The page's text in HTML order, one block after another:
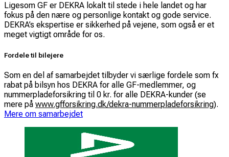
Ligesom GF er DEKRA lokalt til stede i hele landet og har
fokus på den nære og personlige kontakt og gode service.
DEKRA’s ekspertise er sikkerhed på vejene, som også er et
meget vigtigt område for os.
Fordele til bilejere
Som en del af samarbejdet tilbyder vi særlige fordele som fx
rabat på bilsyn hos DEKRA for alle GF-medlemmer, og
nummerpladeforsikring til 0 kr. for alle DEKRA-kunder (se
mere på www.gfforsikring.dk/dekra-nummerpladeforsikring).
Mere om samarbejdet